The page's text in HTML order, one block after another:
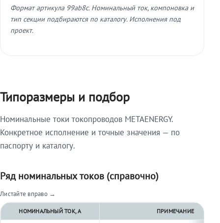
Формат артикула 99ab8c. Номинальный ток, компоновка и
тип секции подбираются по каталогу. Исполнения под
проект.
Типоразмеры и подбор
Номинальные токи токопроводов METAENERGY.
Конкретное исполнение и точные значения — по
паспорту и каталогу.
Ряд номинальных токов (справочно)
Листайте вправо →
НОМИНАЛЬНЫЙ ТОК, А ПРИМЕЧАНИЕ